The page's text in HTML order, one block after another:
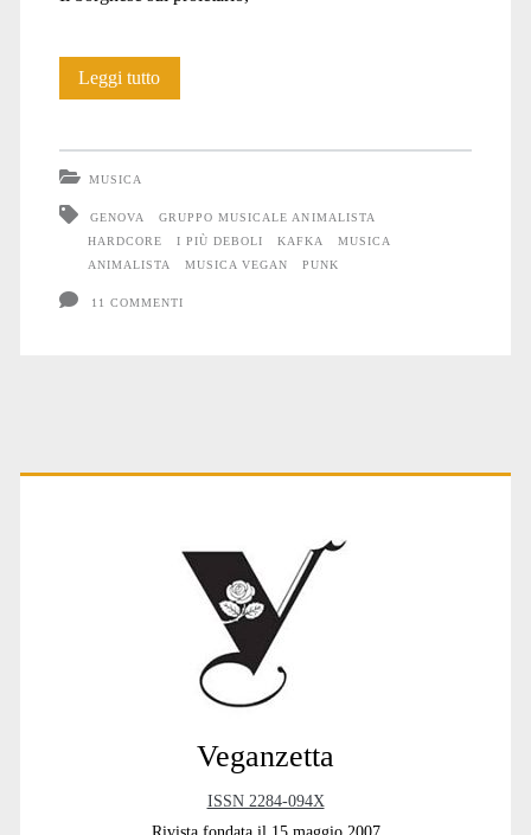
Leggi tuttoKafka:
MUSICA
GENOVA
GRUPPO MUSICALE ANIMALISTA
HARDCORE
I PIÙ DEBOLI KAFKA
MUSICA
ANIMALISTA
MUSICA VEGAN PUNK
11 COMMENTI
Primary
Veganzetta
ISSN 2284-094X
Rivista fondata il 15 maggio 2007